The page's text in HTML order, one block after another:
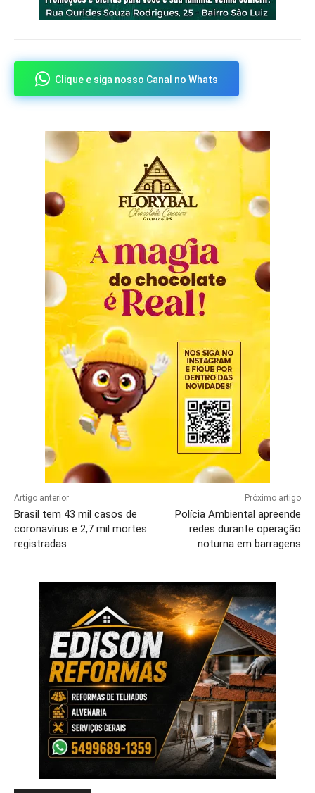
Clique e siga nosso Canal no Whats
Artigo anterior
Brasil tem 43 mil casos de
coronavírus e 2,7 mil mortes
registradas
Próximo artigo
Polícia Ambiental apreende
redes durante operação
noturna em barragens